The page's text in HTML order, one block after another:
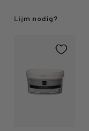
Lijm nodig?